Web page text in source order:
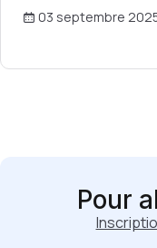
03 septembre
Pour